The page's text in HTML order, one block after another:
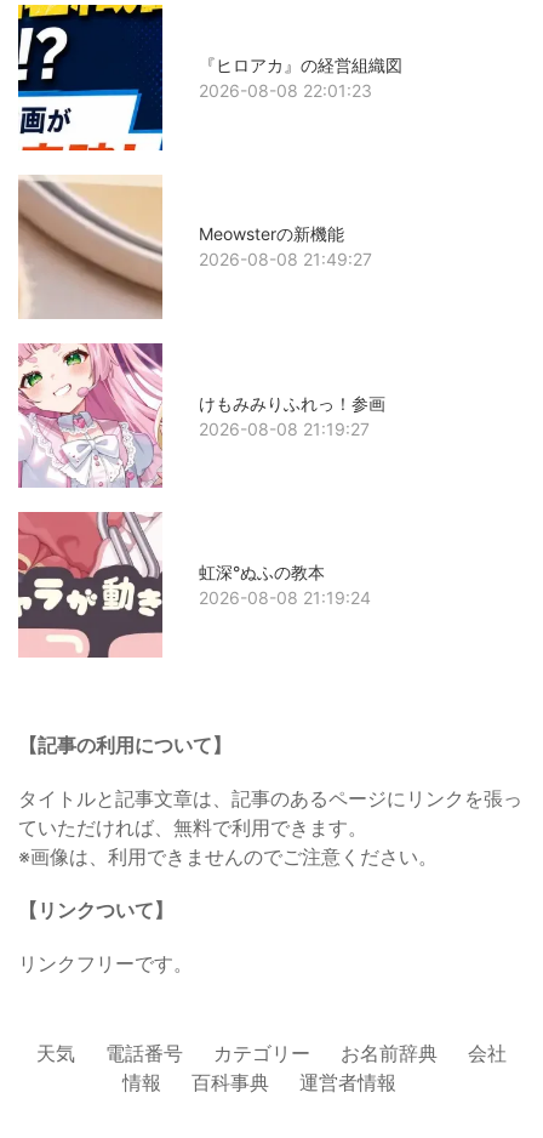
『ヒロアカ』の経営組織図
2026-08-08 22:01:23
Meowsterの新機能
2026-08-08 21:49:27
けもみみりふれっ！参画
2026-08-08 21:19:27
虹深°ぬふの教本
2026-08-08 21:19:24
【記事の利用について】
タイトルと記事文章は、記事のあるページにリンクを張っ
ていただければ、無料で利用できます。
※画像は、利用できませんのでご注意ください。
【リンクついて】
リンクフリーです。
天気 電話番号 カテゴリー お名前辞典
会社
情報
百科事典 運営者情報